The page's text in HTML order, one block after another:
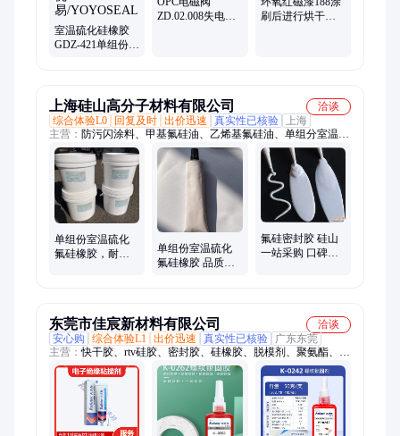
室温硫化硅橡胶
GDZ-421单组份耐
ZD.02.008失电时
刷后进行烘干绝
上海硅山高分子材料有限公司
洽谈
综合体验L0
回复及时 出价迅速 真实性已核验
上海
主营： 防污闪涂料、甲基氟硅油、乙烯基氟硅油、单组分室温硫
化氟硅橡胶、羟基氟硅油
单组份室温硫化
氟硅橡胶，耐油
单组份室温硫化
氟硅橡胶 品质保
氟硅密封胶 硅山
一站采购 口碑良
东莞市佳宸新材料有限公司
洽谈
安心购
综合体验L1 出价迅速 真实性已核验
广东东莞
主营：快干胶、rtv硅胶、密封胶、硅橡胶、脱模剂、聚氨酯、瞬
间胶、胶粘剂、电路板、结构胶、密封硅胶、透明环氧、莫斯胶
水、陶瓷胶水、塑料陶瓷、塑料橡胶、强力胶水、环氧树脂、固
化胶水、运动器材、灌封胶水、电子防潮、汽车配件、复合材
料、木头胶水